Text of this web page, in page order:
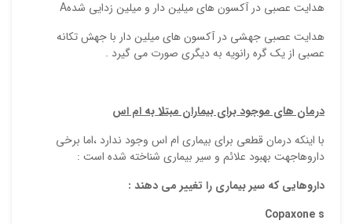
هدايت عصبي در آكسون هاي ميلين دار و ميلين زدايي شدهA
هدايت عصبي جهشي در آكسون هاي ميلين دار با جهش تكانه
عصبي از يك گره رانويه به ديگري صورت مي گيرد .
درمان هاي موجود براي بيماران مبتلا به ام اس
با اينكه درمان قطعي براي بيماري ام اس وجود ندارد ،اما برخي
داروهاجهت بهبود علائم و سير بيماري شناخته شده است :
داروهايي كه سير بيماري را تغيير مي دهند :
Copaxone s